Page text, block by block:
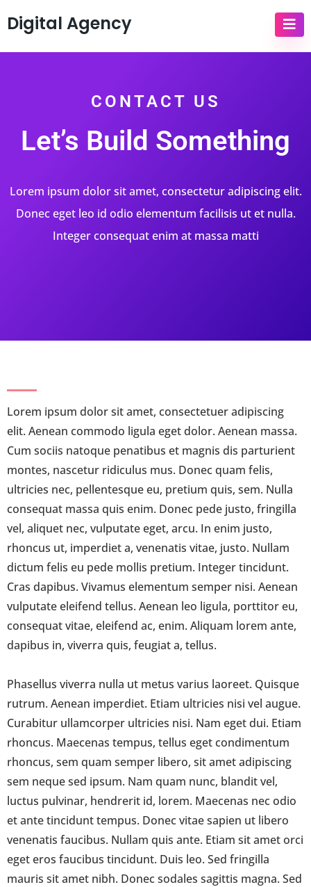
Digital Agency
CONTACT US
Let’s Build Something
Lorem ipsum dolor sit amet, consectetur adipiscing elit.
Donec eget leo id odio elementum facilisis ut et nulla.
Integer consequat enim at massa matti
Lorem ipsum dolor sit amet, consectetuer adipiscing
elit. Aenean commodo ligula eget dolor. Aenean massa.
Cum sociis natoque penatibus et magnis dis parturient
montes, nascetur ridiculus mus. Donec quam felis,
ultricies nec, pellentesque eu, pretium quis, sem. Nulla
consequat massa quis enim. Donec pede justo, fringilla
vel, aliquet nec, vulputate eget, arcu. In enim justo,
rhoncus ut, imperdiet a, venenatis vitae, justo. Nullam
dictum felis eu pede mollis pretium. Integer tincidunt.
Cras dapibus. Vivamus elementum semper nisi. Aenean
vulputate eleifend tellus. Aenean leo ligula, porttitor eu,
consequat vitae, eleifend ac, enim. Aliquam lorem ante,
dapibus in, viverra quis, feugiat a, tellus.
Phasellus viverra nulla ut metus varius laoreet. Quisque
rutrum. Aenean imperdiet. Etiam ultricies nisi vel augue.
Curabitur ullamcorper ultricies nisi. Nam eget dui. Etiam
rhoncus. Maecenas tempus, tellus eget condimentum
rhoncus, sem quam semper libero, sit amet adipiscing
sem neque sed ipsum. Nam quam nunc, blandit vel,
luctus pulvinar, hendrerit id, lorem. Maecenas nec odio
et ante tincidunt tempus. Donec vitae sapien ut libero
venenatis faucibus. Nullam quis ante. Etiam sit amet orci
eget eros faucibus tincidunt. Duis leo. Sed fringilla
mauris sit amet nibh. Donec sodales sagittis magna. Sed